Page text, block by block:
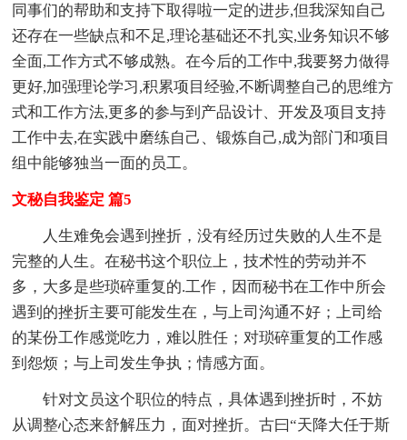
同事们的帮助和支持下取得啦一定的进步,但我深知自己
还存在一些缺点和不足,理论基础还不扎实,业务知识不够
全面,工作方式不够成熟。在今后的工作中,我要努力做得
更好,加强理论学习,积累项目经验,不断调整自己的思维方
式和工作方法,更多的参与到产品设计、开发及项目支持
工作中去,在实践中磨练自己、锻炼自己,成为部门和项目
组中能够独当一面的员工。
文秘自我鉴定 篇5
人生难免会遇到挫折，没有经历过失败的人生不是
完整的人生。在秘书这个职位上，技术性的劳动并不
多，大多是些琐碎重复的.工作，因而秘书在工作中所会
遇到的挫折主要可能发生在，与上司沟通不好；上司给
的某份工作感觉吃力，难以胜任；对琐碎重复的工作感
到怨烦；与上司发生争执；情感方面。
针对文员这个职位的特点，具体遇到挫折时，不妨
从调整心态来舒解压力，面对挫折。古曰“天降大任于斯